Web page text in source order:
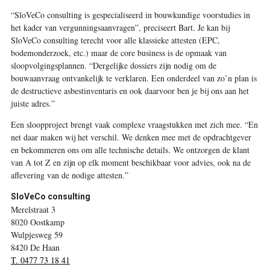
“SloVeCo consulting is gespecialiseerd in bouwkundige voorstudies in
het kader van vergunningsaanvragen”, preciseert Bart. Je kan bij
SloVeCo consulting terecht voor alle klassieke attesten (EPC,
bodemonderzoek, etc.) maar de core business is de opmaak van
sloopvolgingsplannen. “Dergelijke dossiers zijn nodig om de
bouwaanvraag ontvankelijk te verklaren. Een onderdeel van zo’n plan is
de destructieve asbestinventaris en ook daarvoor ben je bij ons aan het
juiste adres.”
Een sloopproject brengt vaak complexe vraagstukken met zich mee. “En
net daar maken wij het verschil. We denken mee met de opdrachtgever
en bekommeren ons om alle technische details. We ontzorgen de klant
van A tot Z en zijn op elk moment beschikbaar voor advies, ook na de
aflevering van de nodige attesten.”
SloVeCo consulting
Merelstraat 3
8020 Oostkamp
Wulpjesweg 59
8420 De Haan
T. 0477 73 18 41